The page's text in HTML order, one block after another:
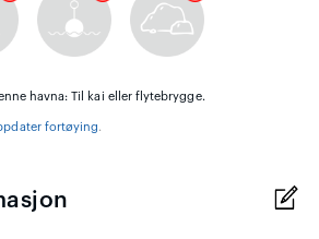
havna: Til kai eller flytebrygge.
fortøying.